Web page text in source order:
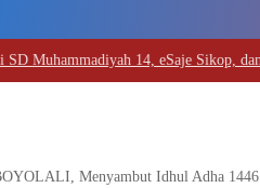
14, eSaje Sikop, dan
Menyambut Idhul Adha